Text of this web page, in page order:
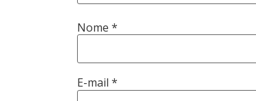
Nome *
E-mail *